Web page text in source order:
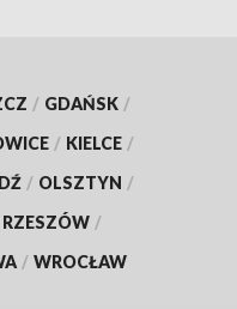
/ GDAŃSK /
/ KIELCE /
/ OLSZTYN /
RZESZÓW /
/ WROCŁAW